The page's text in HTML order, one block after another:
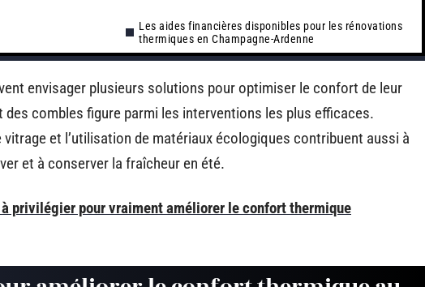
Les aides financières disponibles pour les rénovations
thermiques en Champagne-Ardenne
envisager plusieurs solutions pour optimiser le confort de leur
combles figure parmi les interventions les plus efficaces.
et l’utilisation de matériaux écologiques contribuent aussi à
et à conserver la fraîcheur en été.
privilégier pour vraiment améliorer le confort thermique